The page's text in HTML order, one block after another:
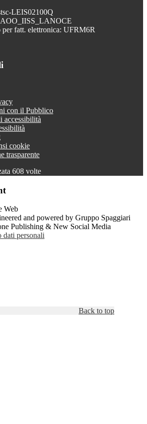
LEIS02100Q
fatt. elettronica: UFRM6R
con il Pubblico
accessibilità
cookie
trasparente
608 volte
and powered by Gruppo Spaggiari
Publishing & New Social Media
dati personali
Back to top